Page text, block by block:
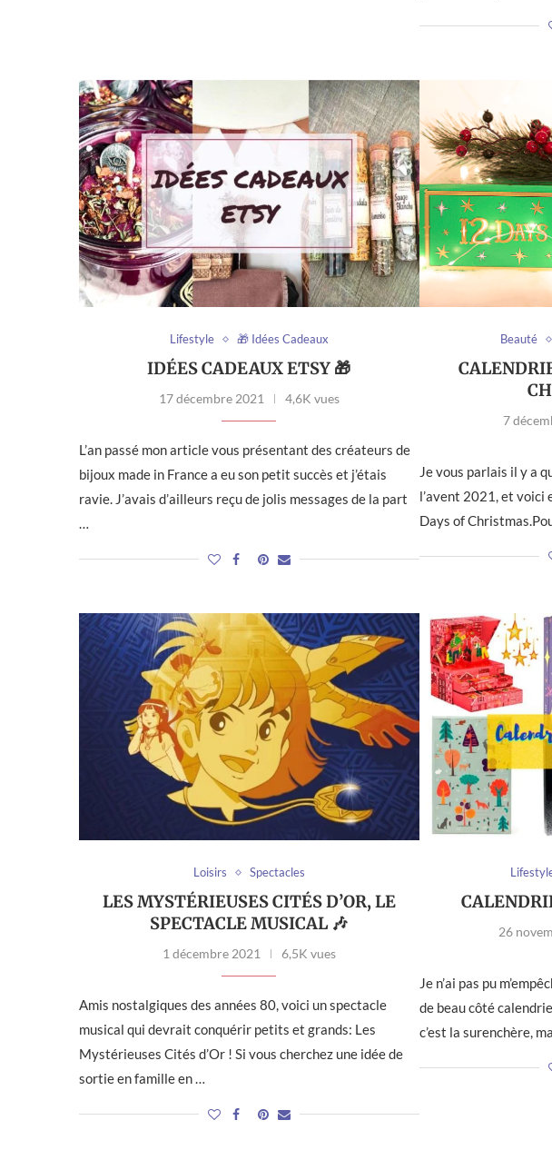
Lifestyle 🎁 Idées Cadeaux
IDÉES CADEAUX ETSY 🎁
17 décembre 2021 4,6K vues
L’an passé mon article vous présentant des créateurs de
bijoux made in France a eu son petit succès et j’étais
ravie. J’avais d’ailleurs reçu de jolis messages de la part
…
Beauté
7
Je vous parlais il y a
l’avent 2021, et voici
Days of
Loisirs Spectacles
LES MYSTÉRIEUSES CITÉS D’OR, LE
SPECTACLE MUSICAL 🎶
1 décembre 2021 6,5K vues
Amis nostalgiques des années 80, voici un spectacle
musical qui devrait conquérir petits et grands: Les
Mystérieuses Cités d’Or ! Si vous cherchez une idée de
sortie en famille en …
26
Je n’ai pas pu
de beau côté
c’est la surenchère,